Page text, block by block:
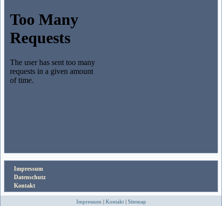
Impressum
Datenschutz
Kontakt
Impressum | Kontakt| Sitemap